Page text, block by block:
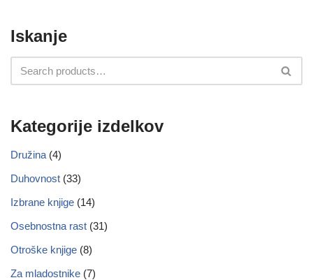
Iskanje
Kategorije izdelkov
Družina (4)
Duhovnost (33)
Izbrane knjige (14)
Osebnostna rast (31)
Otroške knjige (8)
Za mladostnike (7)